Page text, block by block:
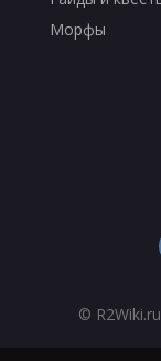
Морфы
© R2Wiki.ru